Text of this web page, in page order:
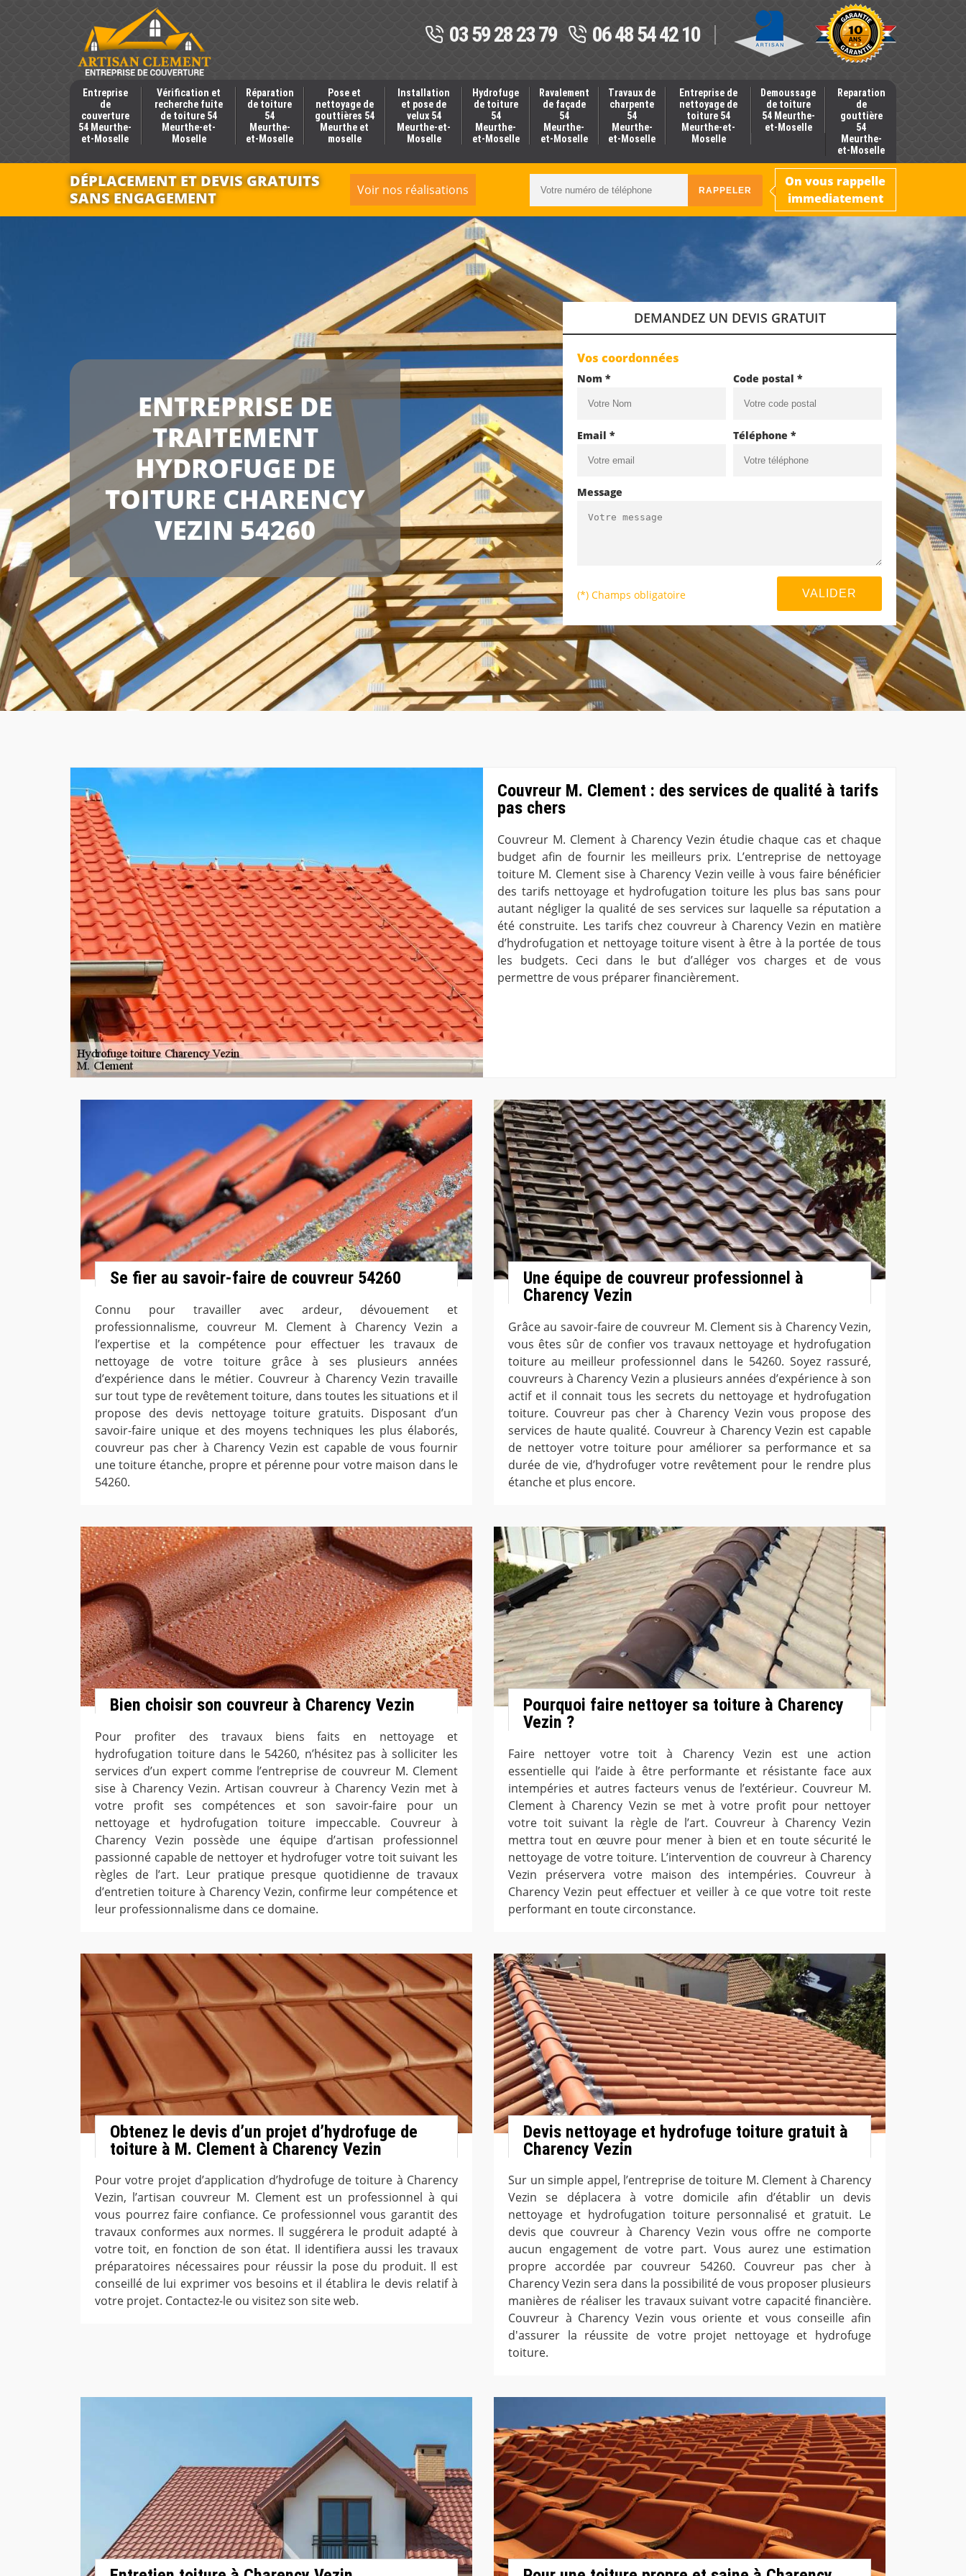
03 59 28 23 79 06 48 54 42 10
Entreprise
de
couverture
54 Meurthe-
et-Moselle
Vérification et
recherche fuite
de toiture 54
Meurthe-et-
Moselle
Réparation
de toiture
54
Meurthe-
et-Moselle
Pose et
nettoyage de
gouttières 54
Meurthe et
moselle
Installation
et pose de
velux 54
Meurthe-et-
Moselle
Hydrofuge
de toiture
54
Meurthe-
et-Moselle
Ravalement
de façade
54
Meurthe-
et-Moselle
Travaux de
charpente
54
Meurthe-
et-Moselle
Entreprise de
nettoyage de
toiture 54
Meurthe-et-
Moselle
Demoussage
de toiture
54 Meurthe-
et-Moselle
Reparation
de
gouttière
54
Meurthe-
et-Moselle
DÉPLACEMENT ET DEVIS GRATUITS
SANS ENGAGEMENT
Voir nos réalisations
On vous rappelle
immediatement
ENTREPRISE DE
TRAITEMENT
HYDROFUGE DE
TOITURE CHARENCY
VEZIN 54260
DEMANDEZ UN DEVIS GRATUIT
Vos coordonnées
Nom * Code postal *
Email * Téléphone *
Message
(*) Champs obligatoire
Couvreur M. Clement : des services de qualité à tarifs
pas chers
Couvreur M. Clement à Charency Vezin étudie chaque cas et chaque
budget afin de fournir les meilleurs prix. L’entreprise de nettoyage
toiture M. Clement sise à Charency Vezin veille à vous faire bénéficier
des tarifs nettoyage et hydrofugation toiture les plus bas sans pour
autant négliger la qualité de ses services sur laquelle sa réputation a
été construite. Les tarifs chez couvreur à Charency Vezin en matière
d’hydrofugation et nettoyage toiture visent à être à la portée de tous
les budgets. Ceci dans le but d’alléger vos charges et de vous
permettre de vous préparer financièrement.
Se fier au savoir-faire de couvreur 54260
Connu pour travailler avec ardeur, dévouement et
professionnalisme, couvreur M. Clement à Charency Vezin a
l’expertise et la compétence pour effectuer les travaux de
nettoyage de votre toiture grâce à ses plusieurs années
d’expérience dans le métier. Couvreur à Charency Vezin travaille
sur tout type de revêtement toiture, dans toutes les situations et il
propose des devis nettoyage toiture gratuits. Disposant d’un
savoir-faire unique et des moyens techniques les plus élaborés,
couvreur pas cher à Charency Vezin est capable de vous fournir
une toiture étanche, propre et pérenne pour votre maison dans le
54260.
Une équipe de couvreur professionnel à
Charency Vezin
Grâce au savoir-faire de couvreur M. Clement sis à Charency Vezin,
vous êtes sûr de confier vos travaux nettoyage et hydrofugation
toiture au meilleur professionnel dans le 54260. Soyez rassuré,
couvreurs à Charency Vezin a plusieurs années d’expérience à son
actif et il connait tous les secrets du nettoyage et hydrofugation
toiture. Couvreur pas cher à Charency Vezin vous propose des
services de haute qualité. Couvreur à Charency Vezin est capable
de nettoyer votre toiture pour améliorer sa performance et sa
durée de vie, d’hydrofuger votre revêtement pour le rendre plus
étanche et plus encore.
Bien choisir son couvreur à Charency Vezin
Pour profiter des travaux biens faits en nettoyage et
hydrofugation toiture dans le 54260, n’hésitez pas à solliciter les
services d’un expert comme l’entreprise de couvreur M. Clement
sise à Charency Vezin. Artisan couvreur à Charency Vezin met à
votre profit ses compétences et son savoir-faire pour un
nettoyage et hydrofugation toiture impeccable. Couvreur à
Charency Vezin possède une équipe d’artisan professionnel
passionné capable de nettoyer et hydrofuger votre toit suivant les
règles de l’art. Leur pratique presque quotidienne de travaux
d’entretien toiture à Charency Vezin, confirme leur compétence et
leur professionnalisme dans ce domaine.
Pourquoi faire nettoyer sa toiture à Charency
Vezin ?
Faire nettoyer votre toit à Charency Vezin est une action
essentielle qui l’aide à être performante et résistante face aux
intempéries et autres facteurs venus de l’extérieur. Couvreur M.
Clement à Charency Vezin se met à votre profit pour nettoyer
votre toit suivant la règle de l’art. Couvreur à Charency Vezin
mettra tout en œuvre pour mener à bien et en toute sécurité le
nettoyage de votre toiture. L’intervention de couvreur à Charency
Vezin préservera votre maison des intempéries. Couvreur à
Charency Vezin peut effectuer et veiller à ce que votre toit reste
performant en toute circonstance.
Obtenez le devis d’un projet d’hydrofuge de
toiture à M. Clement à Charency Vezin
Pour votre projet d’application d’hydrofuge de toiture à Charency
Vezin, l’artisan couvreur M. Clement est un professionnel à qui
vous pourrez faire confiance. Ce professionnel vous garantit des
travaux conformes aux normes. Il suggérera le produit adapté à
votre toit, en fonction de son état. Il identifiera aussi les travaux
préparatoires nécessaires pour réussir la pose du produit. Il est
conseillé de lui exprimer vos besoins et il établira le devis relatif à
votre projet. Contactez-le ou visitez son site web.
Devis nettoyage et hydrofuge toiture gratuit à
Charency Vezin
Sur un simple appel, l’entreprise de toiture M. Clement à Charency
Vezin se déplacera à votre domicile afin d’établir un devis
nettoyage et hydrofugation toiture personnalisé et gratuit. Le
devis que couvreur à Charency Vezin vous offre ne comporte
aucun engagement de votre part. Vous aurez une estimation
propre accordée par couvreur 54260. Couvreur pas cher à
Charency Vezin sera dans la possibilité de vous proposer plusieurs
manières de réaliser les travaux suivant votre capacité financière.
Couvreur à Charency Vezin vous oriente et vous conseille afin
d'assurer la réussite de votre projet nettoyage et hydrofuge
toiture.